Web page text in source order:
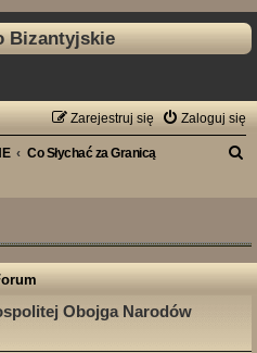
Bizantyjskie
Zaloguj się
Zarejestruj się
Co Słychać za Granicą
a
Obojga Narodów